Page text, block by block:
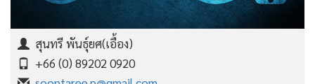
ซึ่งแฟรนไซส์ที่ได้รับความนิยม ได้แก่ อาหาร เครื่องดื่ม และ
บริการ โดยเฉพาะรูปแบบที่ใช้เงินลงทุนต่ำ และที่เป็นอันดับ 1
คือ อาหาร-เบเกอรี่ ซึ่งมีมากถึง 219 กิจการ คิดเป็น 32.54%
ด้วยข้อมูลสนับสนุนและปัจจัยแวดล้อม ที่ผู้คนหันมาสนใจและ
สุนทรี พันธุ์ยศ(เอื้อง)
+66 (0) 89202 0920